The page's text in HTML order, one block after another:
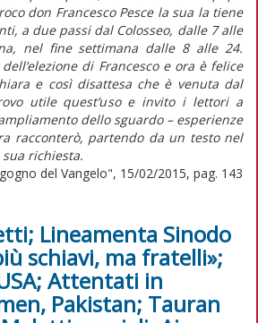
don Francesco Pesce la sua la tiene
a due passi dal Colosseo, dalle 7 alle
nel fine settimana dalle 8 alle 24.
di Francesco e ora è felice
e così disattesa che è venuta dal
utile quest’uso e invito i lettori a
dello sguardo – esperienze
racconterò, partendo da un testo nel
richiesta.
del Vangelo", 15/02/2015, pag. 143
Lineamenta Sinodo
schiavi, ma fratelli»;
Attentati in
Pakistan; Tauran